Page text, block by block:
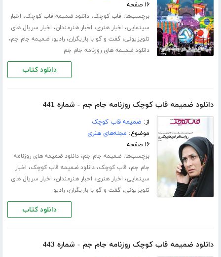
۱۶ صفحه
برچسب‌ها: قاب کوچک،دانلود ضمیمه قاب کوچک، اخبار
سینمایی، اخبار هنری، اخبار هنرمندان، اخبار سریال های
تلویزیونی،گفت و گو با بازیگران،رادیو،ضمیمه جام جم،
دانلود ضمیمه های روزنامه جام جم
دانلود کتاب
دانلود ضمیمه قاب کوچک روزنامه جام جم - شماره 441
از: ضمیمه قاب کوچک
موضوع: مجله‌های هنری
۱۶ صفحه
برچسب‌ها:ضمیمه جام جم،دانلود ضمیمه های روزنامه
جام جم، قاب کوچک،دانلود ضمیمه قاب کوچک، اخبار
سینمایی، اخبار هنری، اخبار هنرمندان، اخبار سریال های
تلویزیونی،گفت و گو با بازیگران،رادیو
دانلود کتاب
دانلود ضمیمه قاب کوچک روزنامه جام جم - شماره 443